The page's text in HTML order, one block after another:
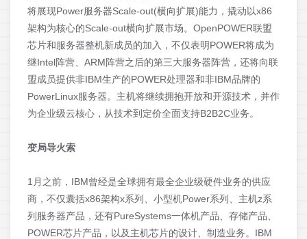
将展现Power服务器Scale-out(横向扩展)能力，撬动以x86
架构为核心的Scale-out横向扩展市场。OpenPOWER联盟
芯片和服务器整机新成员的加入，不仅表明POWER将成为
继Intel阵营、ARM阵营之后的第三大服务器阵营，还将向联
盟成员提供非IBM生产的POWER处理器和非IBM品牌的
PowerLinux服务器。主机将继续拥抱开放和开源技术，并作
为企业级云核心，从技术到定价全面支持B2B2C业务。
变局导火索
1月之前，IBM曾经是全球拥有最全企业级硬件业务的供应
商，不仅囊括x86架构x系列、小型机Power系列、主机z系
列服务器产品，还有PureSystems一体机产品、存储产品、
POWER芯片产品，以及主机芯片的设计、制造业务。IBM